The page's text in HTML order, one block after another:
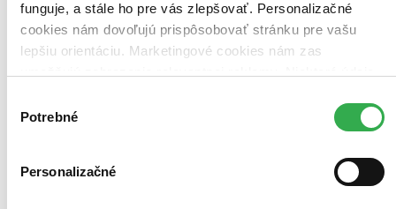
funguje, a stále ho pre vás zlepšovať. Personalizačné
cookies nám dovoľujú prispôsobovať stránku pre vašu
lepšiu orientáciu. Marketingové cookies nám zas
keby sme mohli používať všetky tieto cookies. Ďakujeme!
súhlasu
Potrebné
Personalizačné